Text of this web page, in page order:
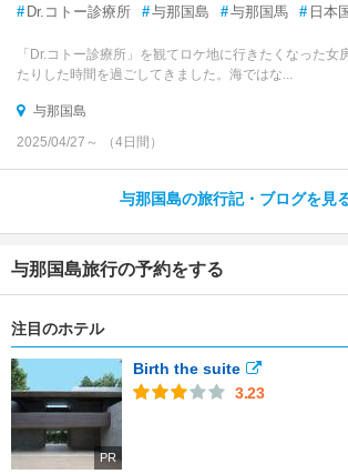
# Dr.コトー診療所 #与那国島 #与那国馬 # 日本
「Dr.コトー診療所」を観てロケ地に行きたくなった女
たりした時間を過ごしてきました。海ではな...
与那国島
2025/04/27～ （4日間）
与那国島の旅行記・ブログを見
与那国島旅行の予約をする
注目のホテル
PR
Birth the suite
3.23